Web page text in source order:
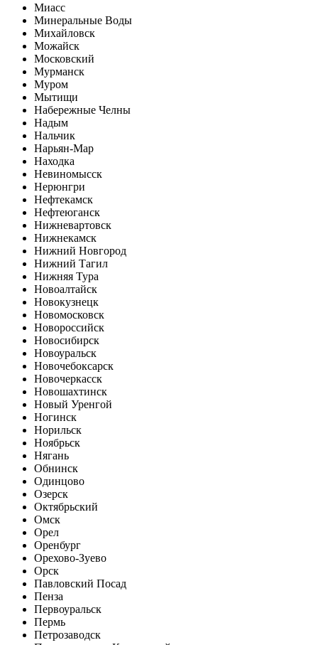
Миасс
Минеральные Воды
Михайловск
Можайск
Московский
Мурманск
Муром
Мытищи
Набережные Челны
Надым
Нальчик
Нарьян-Мар
Находка
Невиномысск
Нерюнгри
Нефтекамск
Нефтеюганск
Нижневартовск
Нижнекамск
Нижний Новгород
Нижний Тагил
Нижняя Тура
Новоалтайск
Новокузнецк
Новомосковск
Новороссийск
Новосибирск
Новоуральск
Новочебоксарск
Новочеркасск
Новошахтинск
Новый Уренгой
Ногинск
Норильск
Ноябрьск
Нягань
Обнинск
Одинцово
Озерск
Октябрьский
Омск
Орел
Оренбург
Орехово-Зуево
Орск
Павловский Посад
Пенза
Первоуральск
Пермь
Петрозаводск